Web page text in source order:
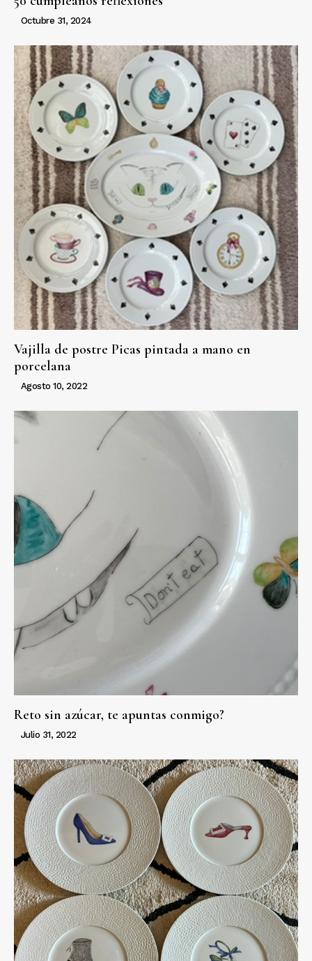
Octubre 31, 2024
Vajilla de postre Picas pintada a mano en
porcelana
Agosto 10, 2022
Reto sin azúcar, te apuntas conmigo?
Julio 31, 2022